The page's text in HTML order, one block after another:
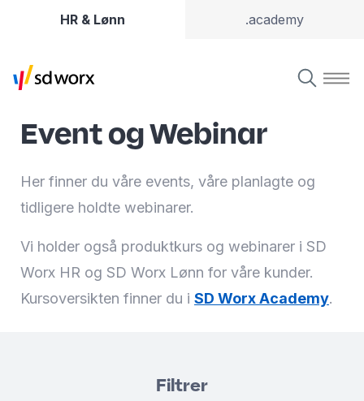
HR & Lønn .academy
Event og Webinar
Her finner du våre events, våre planlagte og
tidligere holdte webinarer.
Vi holder også produktkurs og webinarer i SD
Worx HR og SD Worx Lønn for våre kunder.
Kursoversikten finner du i SD Worx Academy.
Filtrer